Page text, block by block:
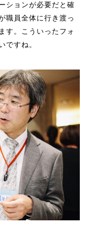
ションが必要だと確
職員全体に行き渡っ
す。こういったフォ
ですね。